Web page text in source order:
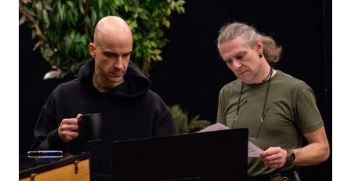
mam wątpliwości, że “Mamma Mia” jest idealnym musicalem
“na pierwszy raz” z tym gatunkiem. Hity zespołu ABBA z
tekstami w genialnym przekładzie Daniela
Wyszogrodzkiego sprawiają, że widz czuje się “jak u
siebie”. A poza tym jest lekko, ciepło, zabawnie i
wzruszająco . Publiczność jest zaopiekowana - aktorsko,
muzycznie, choreograficznie i scenograficznie przez cały
spektakl. Realizatorzy od początku do końca...